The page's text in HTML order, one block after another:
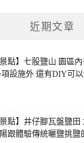
近期文章
景點】七股鹽山 園區
項設施外 還有DIY可
景點】井仔腳瓦盤鹽
跟體驗傳統曬鹽挑鹽